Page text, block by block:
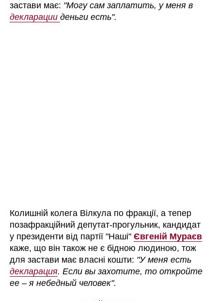
застави має: "Могу сам заплатить, у меня в
декларацииденьги есть".
Колишній колега Вілкула по фракції, а тепер
позафракційний депутат-прогульник, кандидат
у президенти від партії "Наші"Євгеній Мураєв
каже, що він також не є бідною людиною, тож
для застави має власні кошти: "У меня есть
декларация. Если вы захотите, то откройте
ее – я небедный человек".